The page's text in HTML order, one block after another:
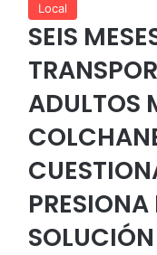
Local
SEIS
ADULTOS